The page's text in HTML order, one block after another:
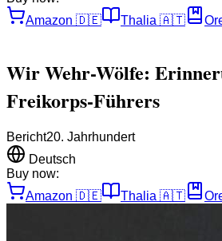
Amazon 🇩🇪 Thalia 🇦🇹
Wir Wehr-Wölfe:
Freikorps-Führers
Bericht20. Jahrhundert
Deutsch
Buy now:
Amazon 🇩🇪 Thalia 🇦🇹